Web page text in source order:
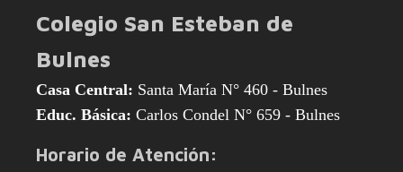
Colegio San Esteban de
Bulnes
Casa Central: Santa María N° 460 - Bulnes
Educ. Básica: Carlos Condel N° 659 - Bulnes
Horario de Atención: